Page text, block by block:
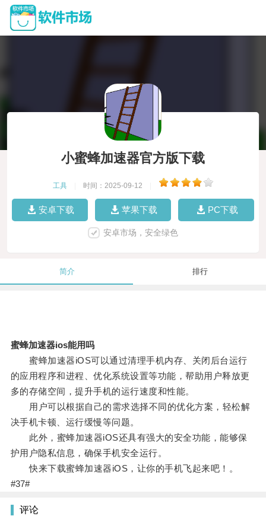
小蜜蜂加速器官方版下载
工具 时间：2025-09-12
安卓下载 苹果下载 PC下载
安卓市场，安全绿色
简介 排行
蜜蜂加速器ios能用吗
蜜蜂加速器iOS可以通过清理手机内存、关闭后台运行
的应用程序和进程、优化系统设置等功能，帮助用户释放更
多的存储空间，提升手机的运行速度和性能。
用户可以根据自己的需求选择不同的优化方案，轻松解
决手机卡顿、运行缓慢等问题。
此外，蜜蜂加速器iOS还具有强大的安全功能，能够保
护用户隐私信息，确保手机安全运行。
快来下载蜜蜂加速器iOS，让你的手机飞起来吧！。
#37#
评论